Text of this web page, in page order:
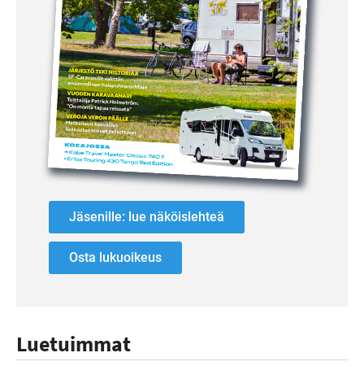
Jäsenille: lue näköislehteä
Osta lukuoikeus
Luetuimmat